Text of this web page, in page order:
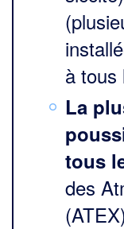
à tous
La
tous
des